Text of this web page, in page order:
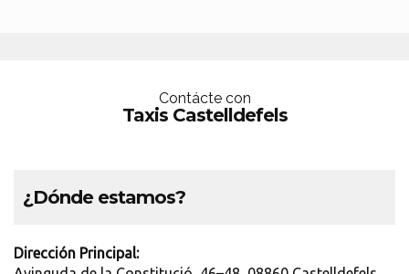
Contácte con
Taxis Castelldefels
¿Dónde estamos?
Dirección Principal: